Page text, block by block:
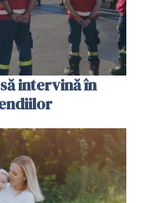
intervină în